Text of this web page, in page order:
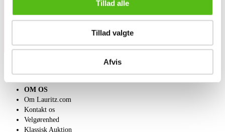
Tillad alle
Tillad valgte
Afvis
OM OS
Om Lauritz.com
Kontakt os
Velgørenhed
Klassisk Auktion